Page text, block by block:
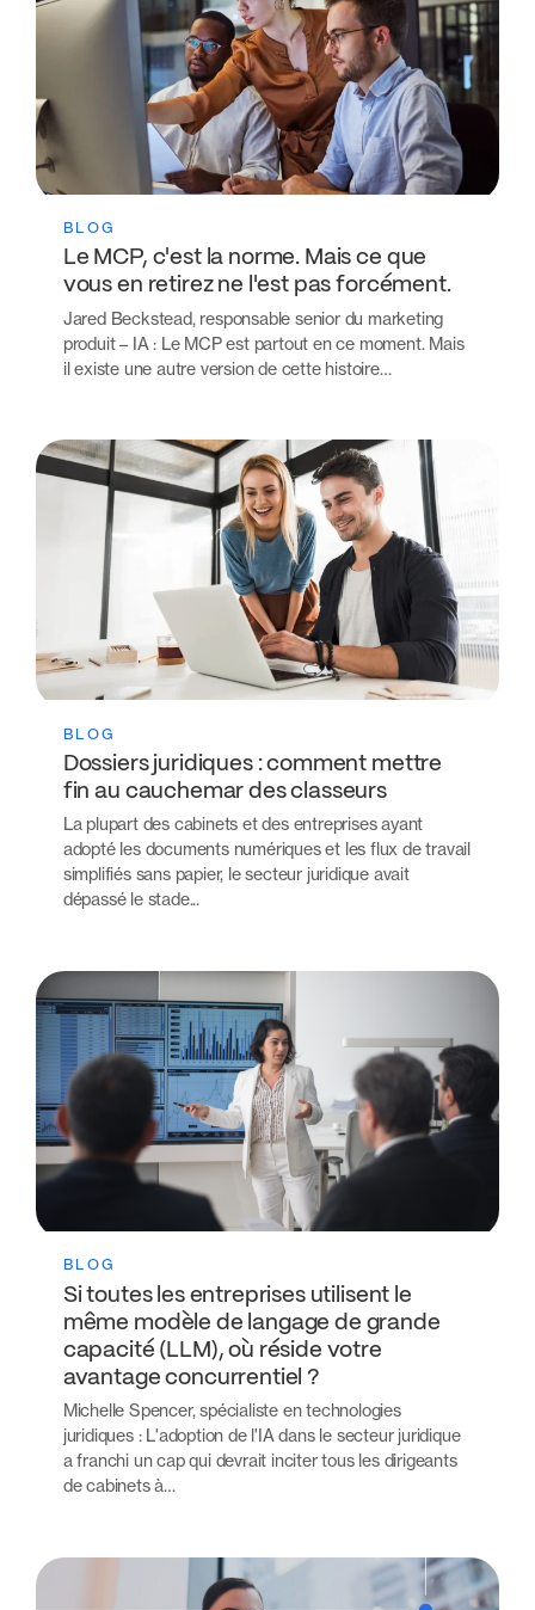
BLOG
Le MCP, c'est la norme. Mais ce que
vous en retirez ne l'est pas forcément.
Jared Beckstead, responsable senior du marketing
produit – IA : Le MCP est partout en ce moment. Mais
il existe une autre version de cette histoire…
BLOG
Dossiers juridiques : comment mettre
fin au cauchemar des classeurs
La plupart des cabinets et des entreprises ayant
adopté les documents numériques et les flux de travail
simplifiés sans papier, le secteur juridique avait
dépassé le stade...
BLOG
Si toutes les entreprises utilisent le
même modèle de langage de grande
capacité (LLM), où réside votre
avantage concurrentiel ?
Michelle Spencer, spécialiste en technologies
juridiques : L'adoption de l'IA dans le secteur juridique
a franchi un cap qui devrait inciter tous les dirigeants
de cabinets à…